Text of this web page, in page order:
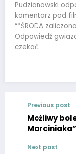
Pudzianowski
komentarz pod
“*ŚRODA
Odpowiedź
czekać.
Previous post
Możliwy
Marciniaka”
Next post